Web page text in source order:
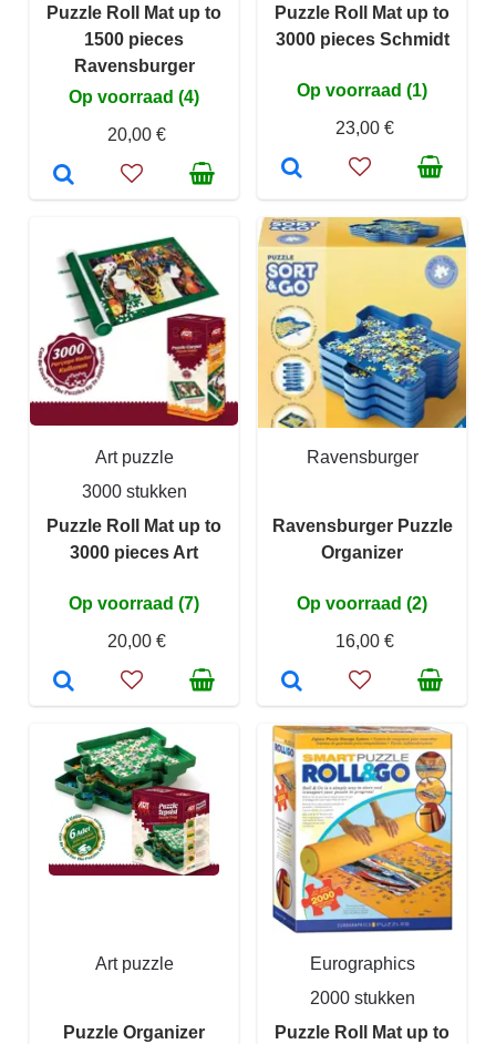
Puzzle Roll Mat up to
1500 pieces
Ravensburger
Op voorraad (4)
20,00 €
Puzzle Roll Mat up to
3000 pieces Schmidt
Op voorraad (1)
23,00 €
Art puzzle
3000 stukken
Puzzle Roll Mat up to
3000 pieces Art
Op voorraad (7)
20,00 €
Ravensburger
Ravensburger Puzzle
Organizer
Op voorraad (2)
16,00 €
Art puzzle
Puzzle Organizer
Eurographics
2000 stukken
Puzzle Roll Mat up to